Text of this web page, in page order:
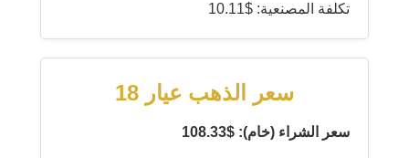
تكلفة المصنعية: $10.11
سعر الذهب عيار 18
سعر الشراء (خام): $108.33